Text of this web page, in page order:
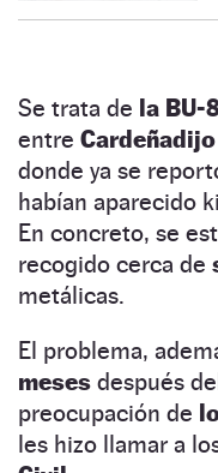
Se trata de la BU-
entre
donde ya se
habían aparecido
En concreto, se
recogido cerca de
metálicas.
El problema,
meses después
preocupación de
les hizo llamar a